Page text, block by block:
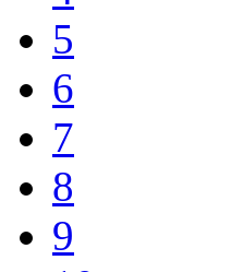
5
6
7
8
9